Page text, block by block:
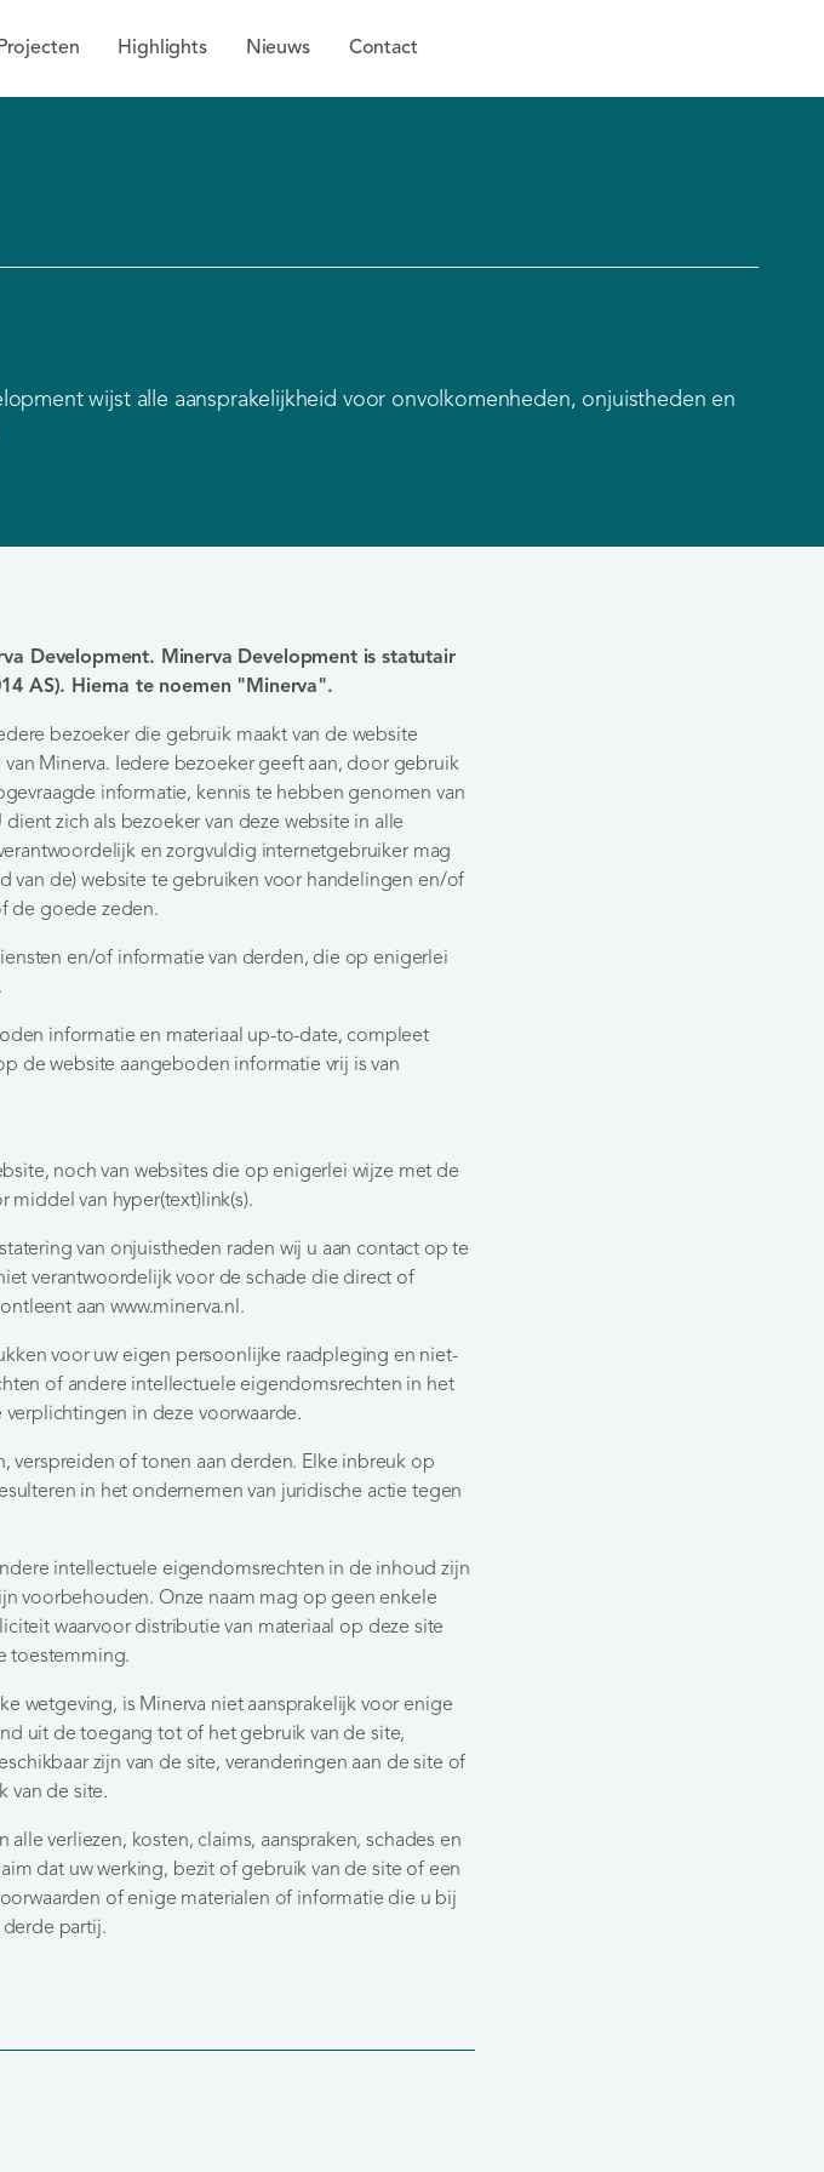
Projecten Highlights Nieuws Contact
wijst alle aansprakelijkheid voor onvolkomenheden, onjuistheden en
Development. Minerva Development is statutair
AS). Hierna te noemen "Minerva".
bezoeker die gebruik maakt van de website
Minerva. Iedere bezoeker geeft aan, door gebruik
informatie, kennis te hebben genomen van
zich als bezoeker van deze website in alle
en zorgvuldig internetgebruiker mag
van de) website te gebruiken voor handelingen en/of
de goede zeden.
en/of informatie van derden, die op enigerlei
informatie en materiaal up-to-date, compleet
de website aangeboden informatie vrij is van
noch van websites die op enigerlei wijze met de
van hyper(text)link(s).
van onjuistheden raden wij u aan contact op te
verantwoordelijk voor de schade die direct of
aan www.minerva.nl.
voor uw eigen persoonlijke raadpleging en niet-
of andere intellectuele eigendomsrechten in het
in deze voorwaarde.
verspreiden of tonen aan derden. Elke inbreuk op
in het ondernemen van juridische actie tegen
intellectuele eigendomsrechten in de inhoud zijn
voorbehouden. Onze naam mag op geen enkele
waarvoor distributie van materiaal op deze site
toestemming.
wetgeving, is Minerva niet aansprakelijk voor enige
uit de toegang tot of het gebruik van de site,
zijn van de site, veranderingen aan de site of
van de site.
verliezen, kosten, claims, aanspraken, schades en
dat uw werking, bezit of gebruik van de site of een
of enige materialen of informatie die u bij
derde partij.